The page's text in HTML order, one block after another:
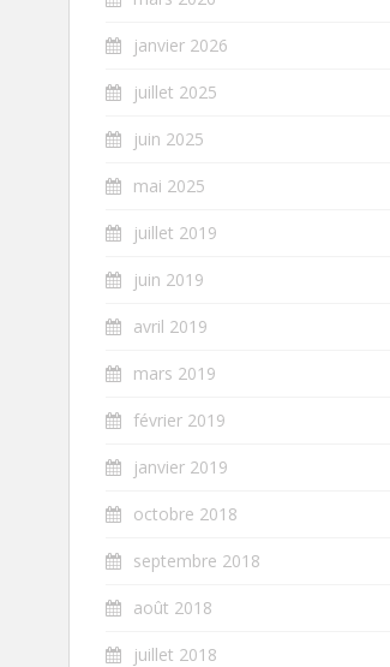
janvier 2026
juillet 2025
juin 2025
mai 2025
juillet 2019
juin 2019
avril 2019
mars 2019
février 2019
janvier 2019
octobre 2018
septembre 2018
août 2018
juillet 2018